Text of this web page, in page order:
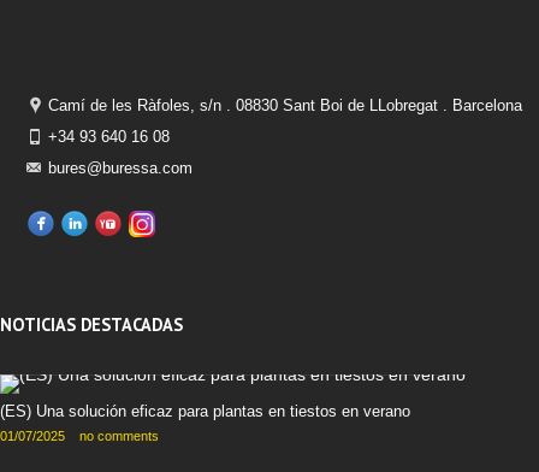
Camí de les Ràfoles, s/n . 08830 Sant Boi de LLobregat . Barcelona
+34 93 640 16 08
bures@buressa.com
NOTICIAS DESTACADAS
(ES) Una solución eficaz para plantas en tiestos en verano
01/07/2025 no comments